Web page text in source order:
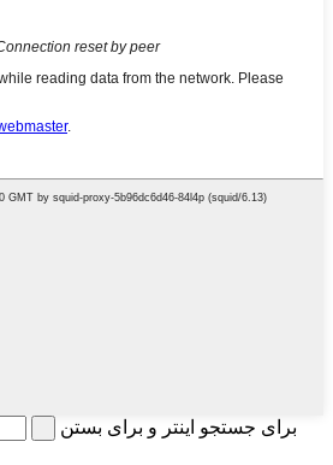
برای جستجو اینتر و برای بستن